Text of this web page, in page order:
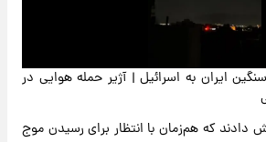
Video
ایران به اسرائیل | آژیر حمله هوایی در
دادند که هم‌زمان با انتظار برای رسیدن موج